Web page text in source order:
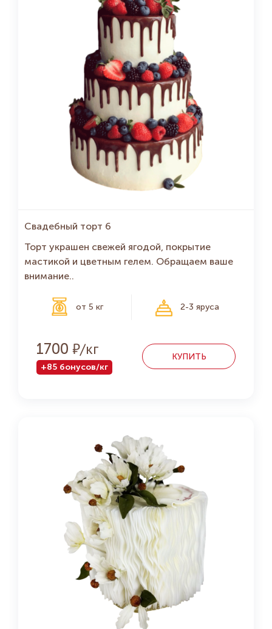
Свадебный торт 6
Торт украшен свежей ягодой, покрытие
мастикой и цветным гелем. Обращаем ваше
внимание..
от 5 кг 2-3 яруса
1700 Р
+85 бонусов/кг
КУПИТЬ